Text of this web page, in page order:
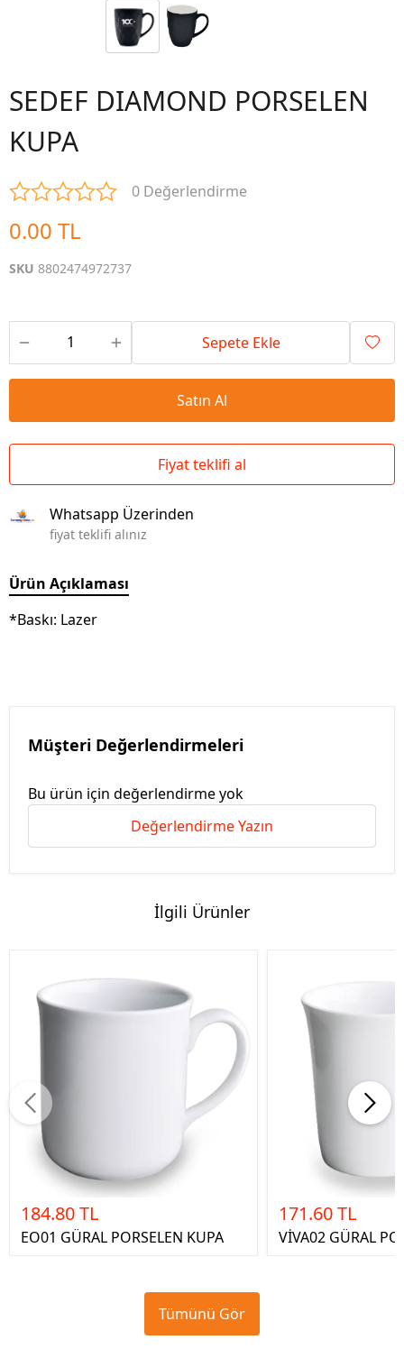
SEDEF DIAMOND PORSELEN
KUPA
0 Değerlendirme
0.00 TL
SKU 8802474972737
Sepete Ekle
Satın Al
Fiyat teklifi al
Whatsapp Üzerinden
fiyat teklifi alınız
Ürün Açıklaması
*Baskı: Lazer
Müşteri Değerlendirmeleri
Bu ürün için değerlendirme yok
Değerlendirme Yazın
İlgili Ürünler
184.80 TL
EO01 GÜRAL PORSELEN KUPA
171.60 TL
VİVA02 GÜRAL
Tümünü Gör